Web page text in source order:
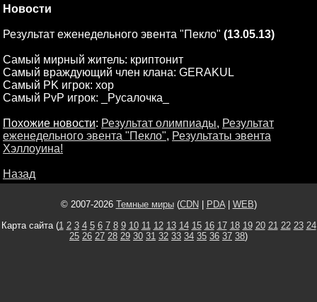
Новости
Результат еженедельного эвента "Пекло" (13.05.13)
Самый мирный житель: криптонит
Самый враждующий член клана: GERAKUL
Самый PK игрок: хор
Самый PvP игрок: _Русалочка_
Похожие новости: Результат олимпиады, Результат
еженедельного эвента "Пекло", Результаты эвента
Хэллоуина!
Назад
© 2007-2026 Темные миры(CDN PDA| WEB)
Карта сайта (1 2 3 4 5 6 7 8 9 10 11 12 13 14 15 16 17 18 19 20 21 22 23 24
25 26 27 28 29 30 31 32 33 34 35 36 37 38)